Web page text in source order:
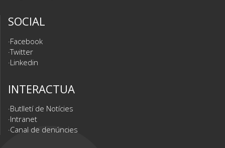
SOCIAL
Facebook
Twitter
Linkedin
INTERACTUA
Butlletí de Notícies
Intranet
Canal de denúncies